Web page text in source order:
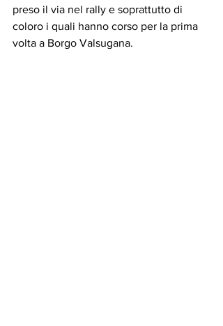
preso il via nel rally e soprattutto di
coloro i quali hanno corso per la prima
volta a Borgo Valsugana.